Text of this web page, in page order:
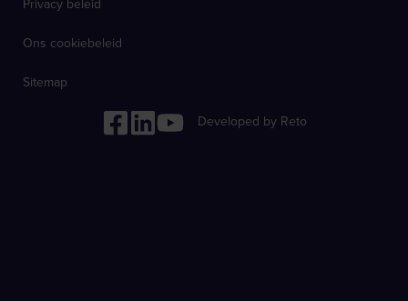
Privacy beleid
Ons cookiebeleid
Sitemap
Developed by Reto